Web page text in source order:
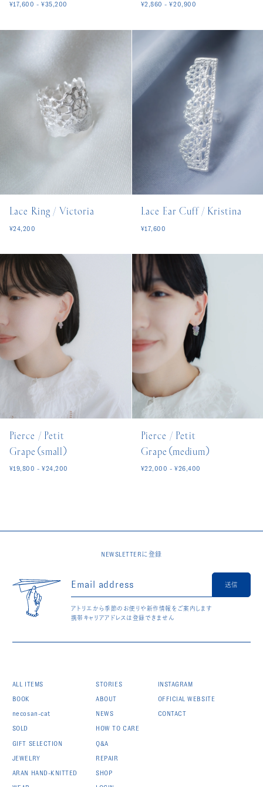
¥17,600 - ¥35,200 ¥2,860 - ¥20,900
Lace Ring / Victoria
¥24,200
Lace Ear Cuff / Kristina
¥17,600
Pierce / Petit
Grape（small）
¥19,800 - ¥24,200
Pierce / Petit
Grape（medium）
¥22,000 - ¥26,400
NEWSLETTERに登録
送信
アトリエから季節のお便りや新作情報をご案内します
携帯キャリアアドレスは登録できません
ALL ITEMS
BOOK
necosan-cat
SOLD
GIFT SELECTION
JEWELRY
ARAN HAND-KNITTED
STORIES
ABOUT
NEWS
HOW TO CARE
Q&A
REPAIR
SHOP
INSTAGRAM
OFFICIAL WEBSITE
CONTACT